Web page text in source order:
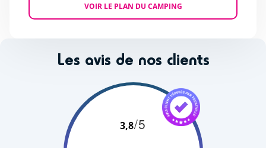
VOIR LE PLAN DU CAMPING
Les avis de nos clients
3,8/5